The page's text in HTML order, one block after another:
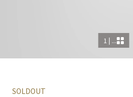
1 | ...
SOLDOUT